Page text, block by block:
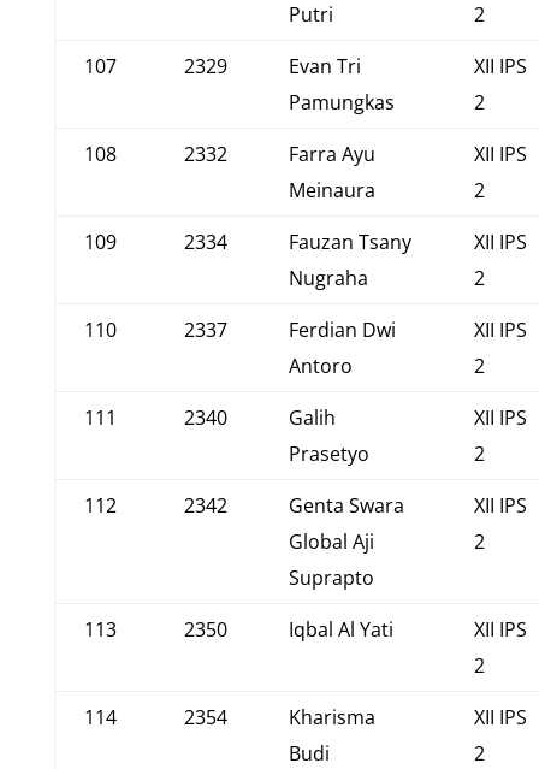
Putri
2
107
2329
Evan Tri
Pamungkas
XII IPS
2
108
2332
Farra Ayu
Meinaura
XII IPS
2
109
2334
Fauzan Tsany
Nugraha
XII IPS
2
110
2337
Ferdian Dwi
Antoro
XII IPS
2
111
2340
Galih
Prasetyo
XII IPS
2
112
2342
Genta Swara
Global Aji
Suprapto
XII IPS
2
113 2350 Iqbal Al Yati
XII IPS
2
114
2354
Kharisma
Budi
XII IPS
2